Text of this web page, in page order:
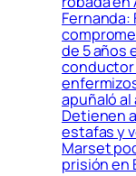
Fernanda:
de 5 años
conductor
apuñaló al
Detienen
estafas y
Marset
prisión en